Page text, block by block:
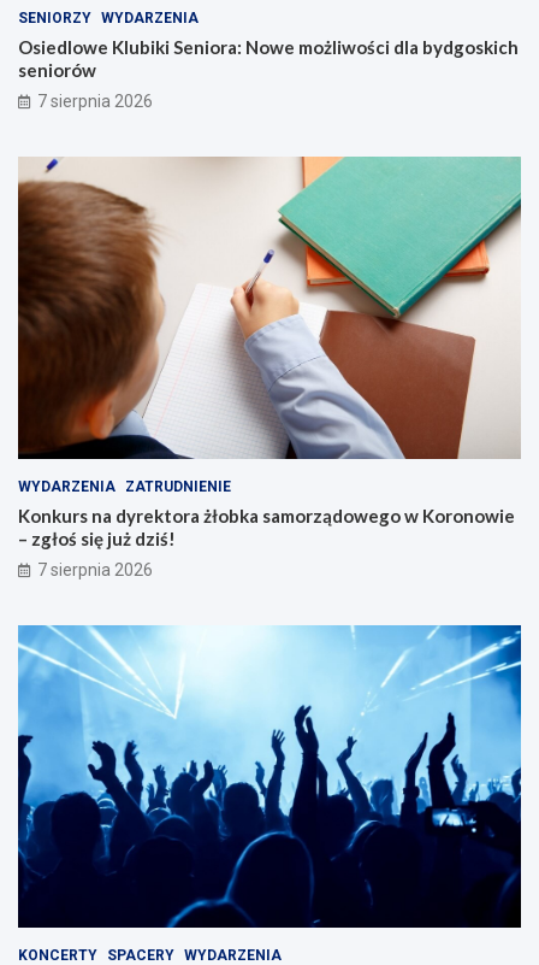
SENIORZY WYDARZENIA
Osiedlowe Klubiki Seniora: Nowe możliwości dla bydgoskich
seniorów
7 sierpnia 2026
WYDARZENIA ZATRUDNIENIE
Konkurs na dyrektora żłobka samorządowego w Koronowie
– zgłoś się już dziś!
7 sierpnia 2026
KONCERTY SPACERY WYDARZENIA